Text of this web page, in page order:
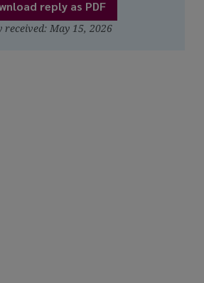
reply as PDF
received: May 15, 2026